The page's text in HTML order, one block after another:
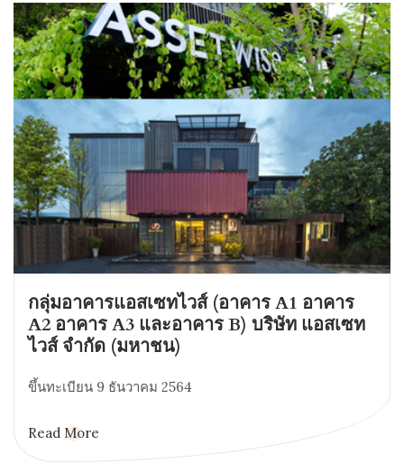
กลุ่มอาคารแอสเซทไวส์ (อาคาร A1 อาคาร
A2 อาคาร A3 และอาคาร B) บริษัท แอสเซท
ไวส์ จำกัด (มหาชน)
ขึ้นทะเบียน 9 ธันวาคม 2564
Read More